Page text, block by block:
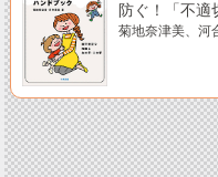
防ぐ！「不適
菊地奈津美、河